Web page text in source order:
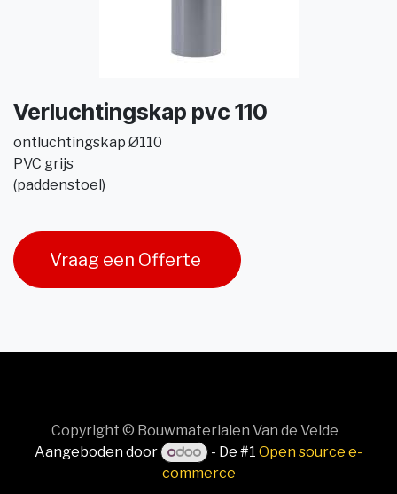
Verluchtingskap pvc 110
ontluchtingskap Ø110
PVC grijs
(paddenstoel)
Vraag een Offerte
Copyright © Bouwmaterialen Van de Velde
Aangeboden door
- De #1Open source e-
commerce